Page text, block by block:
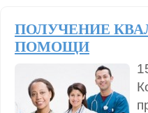
ПОЛУЧЕНИЕ
ПОМОЩИ